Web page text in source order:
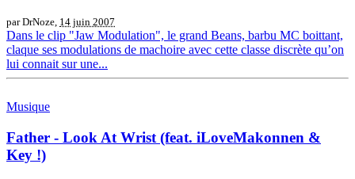
par DrNoze, 14 juin 2007
Dans le clip "Jaw Modulation", le grand Beans, barbu MC boittant,
claque ses modulations de machoire avec cette classe discrète qu’on
lui connait sur une...
Musique
Father - Look At Wrist (feat. iLoveMakonnen &
Key !)